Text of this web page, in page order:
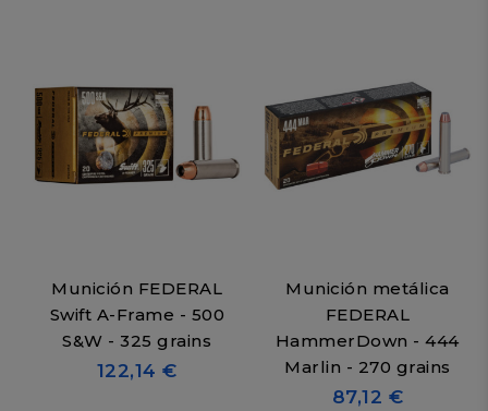
Munición FEDERAL
Swift A-Frame - 500
S&W - 325 grains
122,14 €
Munición metálica
FEDERAL
HammerDown - 444
Marlin - 270 grains
87,12 €